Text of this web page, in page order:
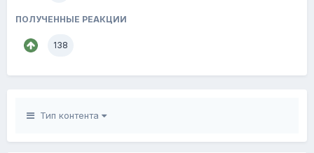
ПОЛУЧЕННЫЕ РЕАКЦИИ
138
Тип контента